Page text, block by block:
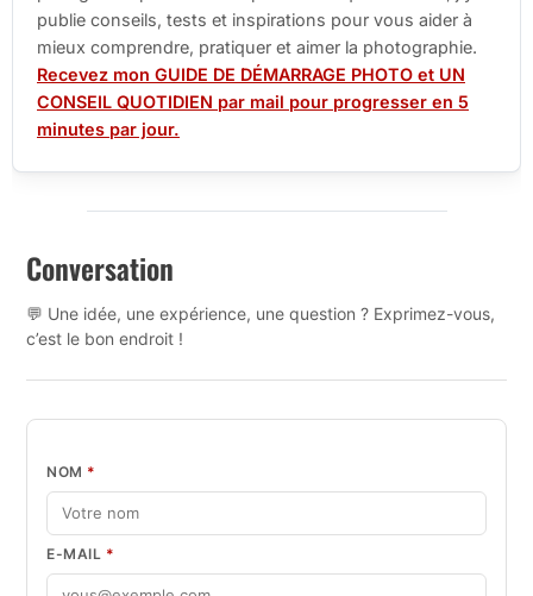
publie conseils, tests et inspirations pour vous aider à
mieux comprendre, pratiquer et aimer la photographie.
Recevez mon GUIDE DE DÉMARRAGE PHOTO et UN
CONSEIL QUOTIDIEN par mail pour progresser en 5
minutes par jour.
Conversation
💬 Une idée, une expérience, une question ? Exprimez-vous,
c’est le bon endroit !
NOM *
E-MAIL *